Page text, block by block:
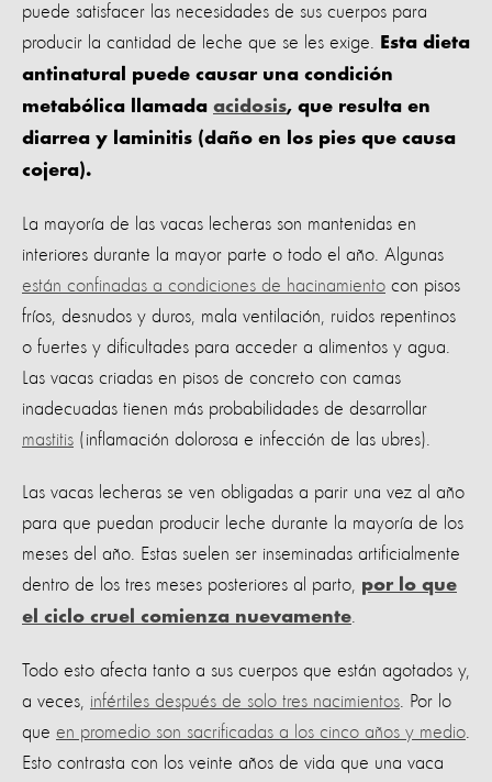
puede satisfacer las necesidades de sus cuerpos para
producir la cantidad de leche que se les exige.
Esta dieta
antinatural puede causar una condición
metabólica llamada acidosis, que resulta en
diarrea y laminitis (daño en los pies que causa
cojera).
La mayoría de las vacas lecheras son mantenidas en
interiores durante la mayor parte o todo el año. Algunas
están confinadas a condiciones de hacinamiento con pisos
fríos, desnudos y duros, mala ventilación, ruidos repentinos
o fuertes y dificultades para acceder a alimentos y agua.
Las vacas criadas en pisos de concreto con camas
inadecuadas tienen más probabilidades de desarrollar
mastitis (inflamación dolorosa e infección de las ubres).
Las vacas lecheras se ven obligadas a parir una vez al año
para que puedan producir leche durante la mayoría de los
meses del año. Estas suelen ser inseminadas artificialmente
dentro de los tres meses posteriores al parto, por lo que
el ciclo cruel comienza nuevamente
Todo esto afecta tanto a sus cuerpos que están agotados y,
a veces, infértiles después de solo tres nacimientos . Por lo
que en promedio son sacrificadas a los cinco años y medio
Esto contrasta con los veinte años de vida que una vaca